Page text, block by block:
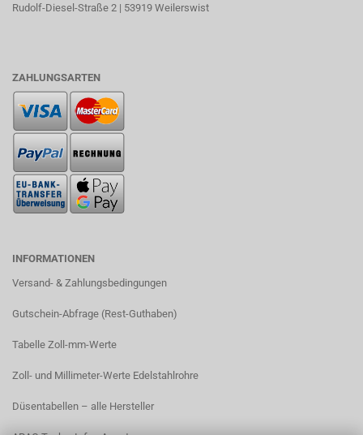
Rudolf-Diesel-Straße 2 | 53919 Weilerswist
ZAHLUNGSARTEN
INFORMATIONEN
Versand- & Zahlungsbedingungen​
Gutschein-Abfrage (Rest-Guthaben)
Tabelle Zoll-mm-Werte
Zoll- und Millimeter-Werte Edelstahlrohre
Düsentabellen – alle Hersteller